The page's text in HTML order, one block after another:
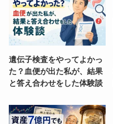
遺伝子検査をやってよかっ
た？血便が出た私が、結果
と答え合わせをした体験談